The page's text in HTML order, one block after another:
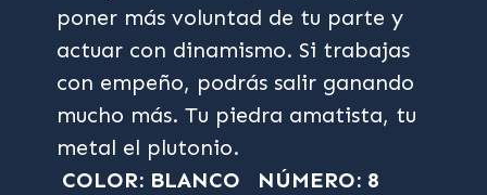
poner más voluntad de tu parte y
actuar con dinamismo. Si trabajas
con empeño, podrás salir ganando
mucho más. Tu piedra amatista, tu
metal el plutonio.
COLOR: BLANCO
NÚMERO: 8